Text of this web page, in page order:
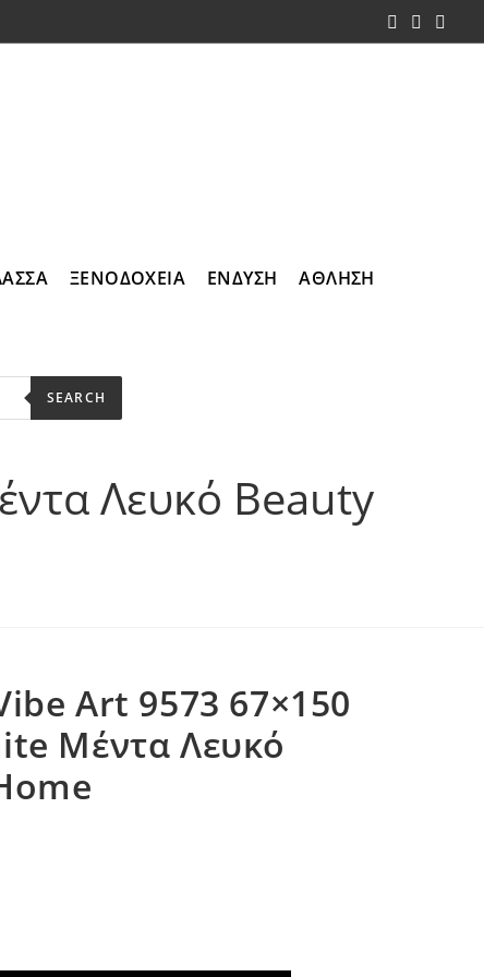
ΞΕΝΟΔΟΧΕΙΑ ΕΝΔΥΣΗ ΑΘΛΗΣΗ
SEARCH
Λευκό Beauty
Art 9573 67×150
Μέντα Λευκό